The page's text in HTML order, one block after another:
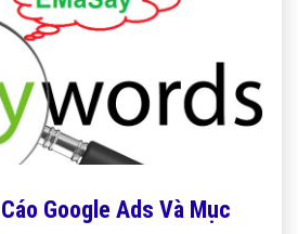
Google Ads Và Mục